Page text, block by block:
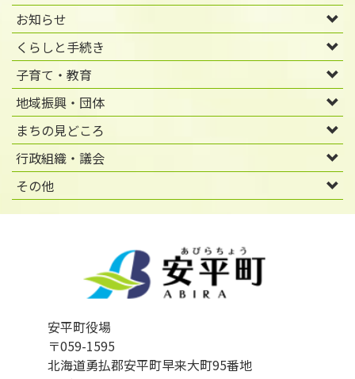
お知らせ
くらしと手続き
子育て・教育
地域振興・団体
まちの見どころ
行政組織・議会
その他
安平町役場
〒059-1595
北海道勇払郡安平町早来大町95番地